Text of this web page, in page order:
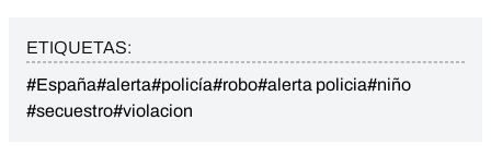
ETIQUETAS:
#España#alerta#policía#robo#alerta policia#niño
#secuestro#violacion